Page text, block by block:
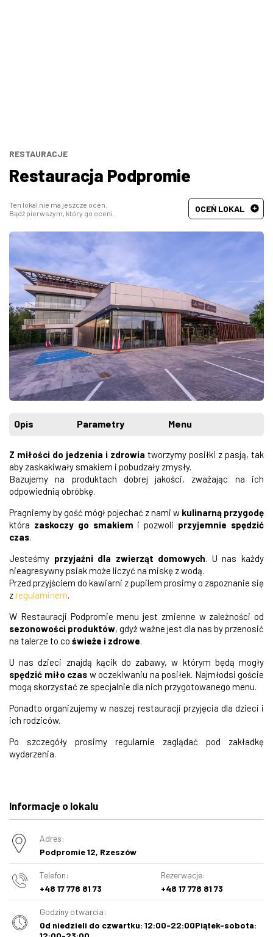
Hiszpańska
Francuska
RESTAURACJE
Restauracja Podpromie
Ten lokal nie ma jeszcze ocen.
Bądź pierwszym, który go oceni.
OCEŃ LOKAL
Opis Parametry Menu
Z miłości do jedzenia i zdrowia tworzymy posiłki z pasją, tak
aby zaskakiwały smakiem i pobudzały zmysły.
Bazujemy na produktach dobrej jakości, zważając na ich
odpowiednią obróbkę.
Pragniemy by gość mógł pojechać z nami w kulinarną przygodę
która zaskoczy go smakiem i pozwoli przyjemnie spędzić
czas.
Jesteśmy przyjaźni dla zwierząt domowych. U nas każdy
nieagresywny psiak może liczyć na miskę z wodą.
Przed przyjściem do kawiarni z pupilem prosimy o zapoznanie się
zregulaminem.
W Restauracji Podpromie menu jest zmienne w zależności od
sezonowości produktów, gdyż ważne jest dla nas by przenosić
na talerze to co świeże i zdrowe.
U nas dzieci znajdą kącik do zabawy, w którym będą mogły
spędzić miło czas w oczekiwaniu na posiłek. Najmłodsi goście
mogą skorzystać ze specjalnie dla nich przygotowanego menu.
Ponadto organizujemy w naszej restauracji przyjęcia dla dzieci i
ich rodziców.
Po szczegóły prosimy regularnie zaglądać pod zakładkę
wydarzenia.
Informacje o lokalu
Adres:
Podpromie 12, Rzeszów
Telefon:
+48 17 778 81 73
Rezerwacje:
+48 17 778 81 73
Godziny otwarcia:
Od niedzieli do czwartku: 12:00-22:00Piątek-sobota: